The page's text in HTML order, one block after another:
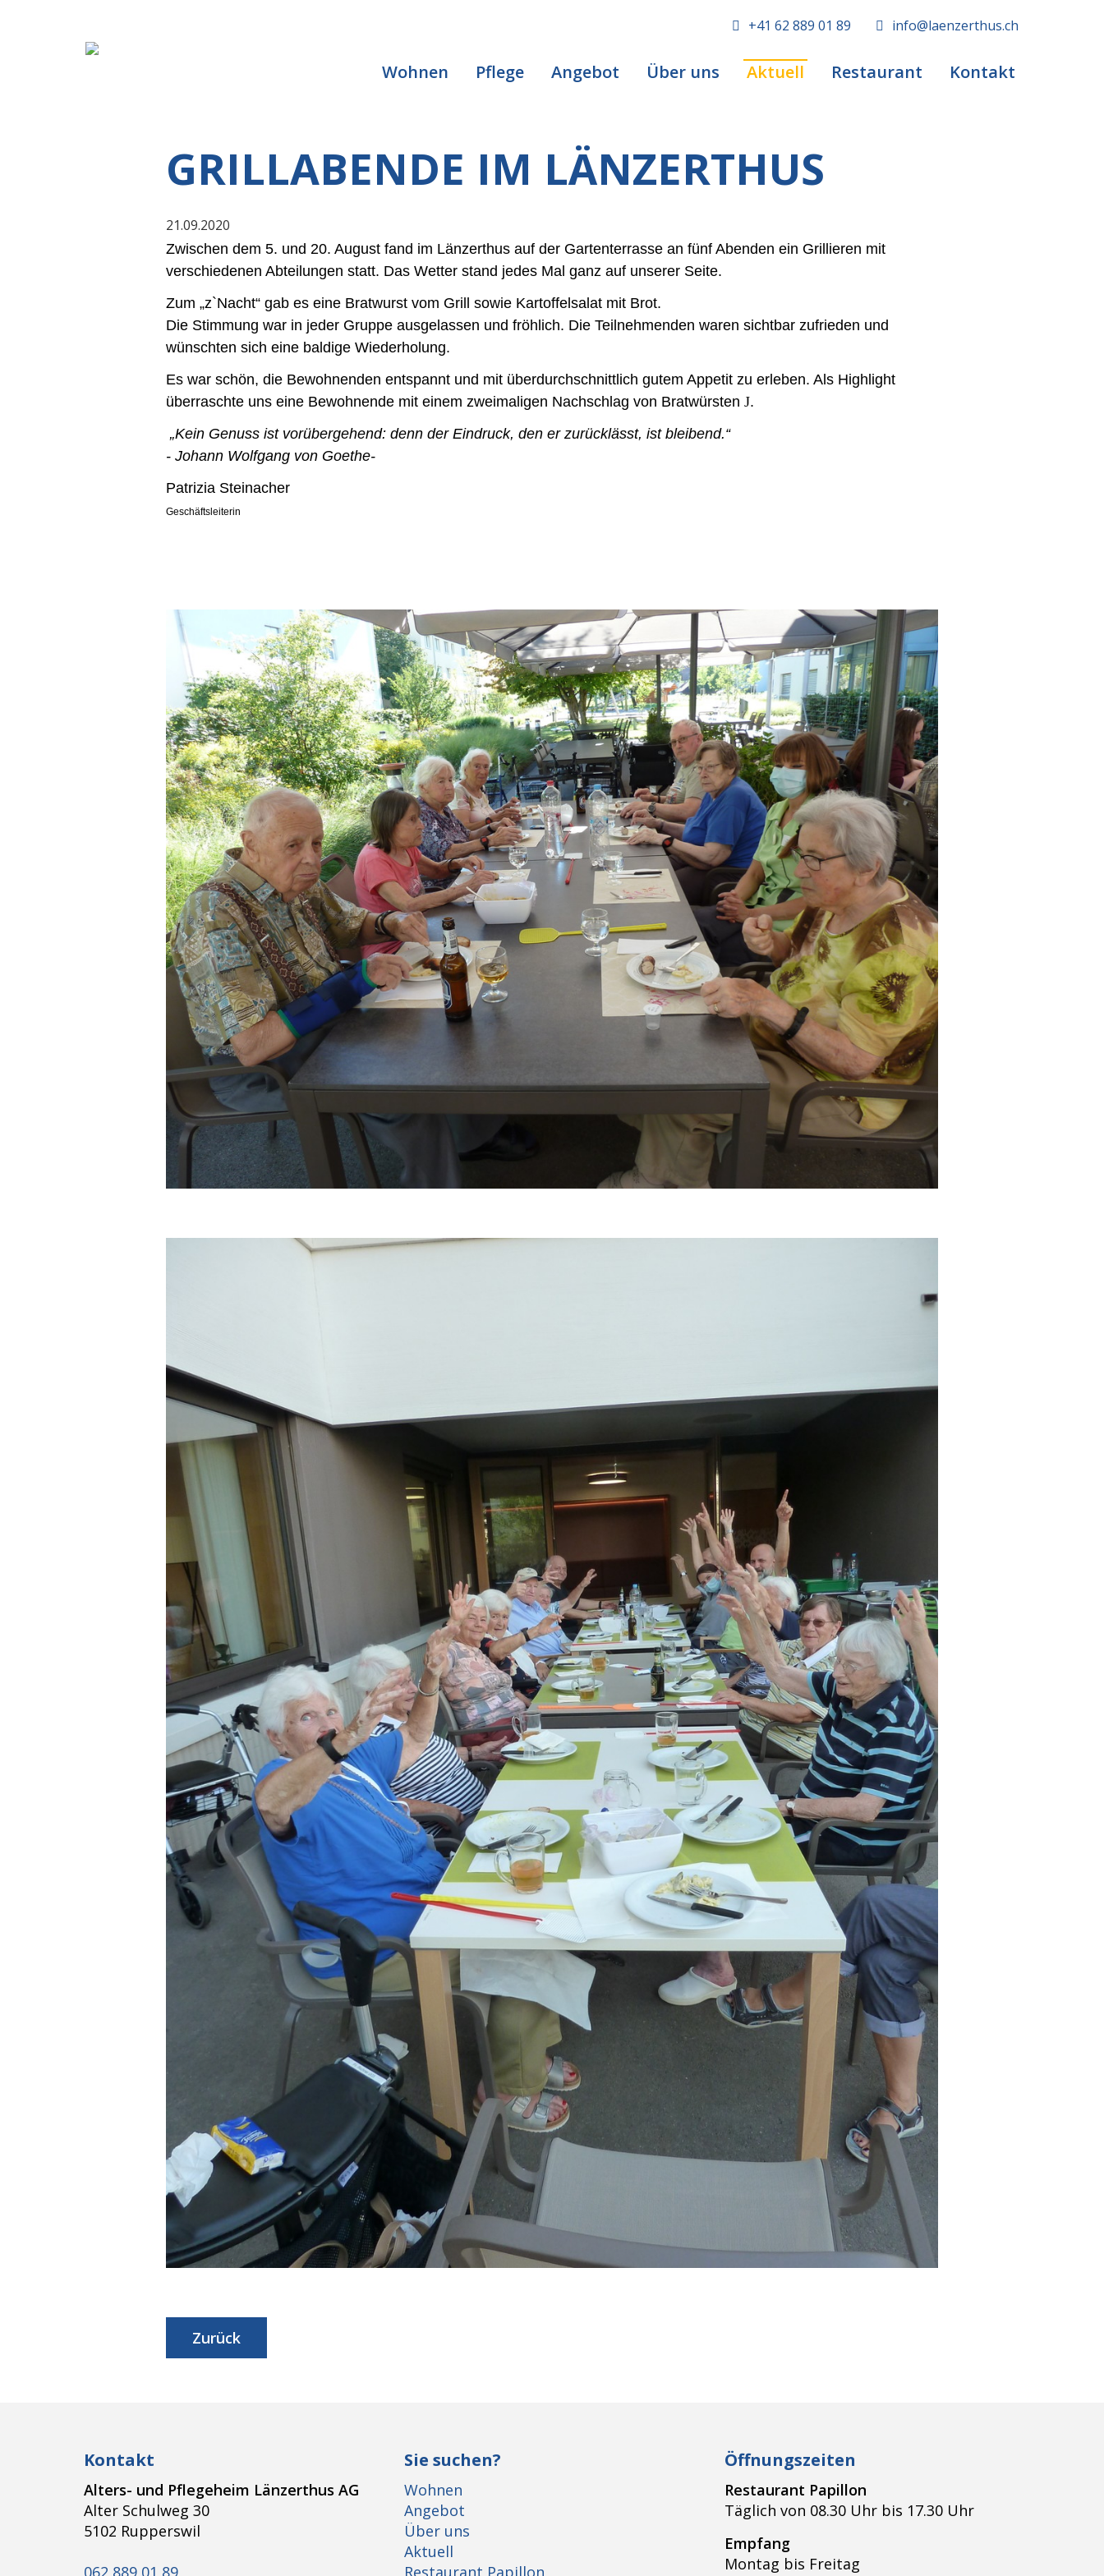
+41 62 889 01 89 info@laenzerthus.ch
Wohnen Pflege Angebot Über uns Aktuell Restaurant Kontakt
GRILLABENDE IM LÄNZERTHUS
21.09.2020
Zwischen dem 5. und 20. August fand im Länzerthus auf der Gartenterrasse an fünf Abenden ein Grillieren mit
verschiedenen Abteilungen statt. Das Wetter stand jedes Mal ganz auf unserer Seite.
Zum „z`Nacht“ gab es eine Bratwurst vom Grill sowie Kartoffelsalat mit Brot.
Die Stimmung war in jeder Gruppe ausgelassen und fröhlich. Die Teilnehmenden waren sichtbar zufrieden und
wünschten sich eine baldige Wiederholung.
Es war schön, die Bewohnenden entspannt und mit überdurchschnittlich gutem Appetit zu erleben. Als Highlight
überraschte uns eine Bewohnende mit einem zweimaligen Nachschlag von Bratwürsten J.
„Kein Genuss ist vorübergehend: denn der Eindruck, den er zurücklässt, ist bleibend.“
- Johann Wolfgang von Goethe-
Patrizia Steinacher
Geschäftsleiterin
Zurück
Kontakt
Alters- und Pflegeheim Länzerthus AG
Alter Schulweg 30
5102 Rupperswil
062 889 01 89
Sie suchen?
Wohnen
Angebot
Über uns
Aktuell
Restaurant Papillon
Öffnungszeiten
Restaurant Papillon
Täglich von 08.30 Uhr bis 17.30 Uhr
Empfang
Montag bis Freitag